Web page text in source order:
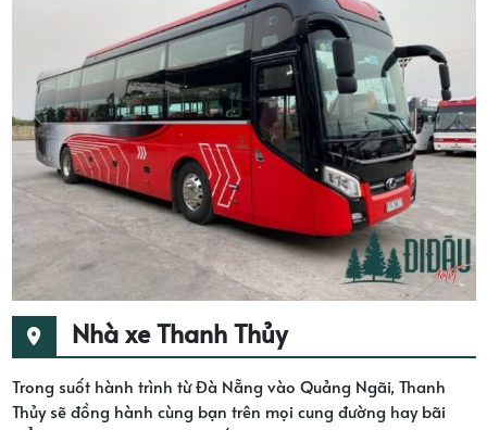
Nhà xe Thanh Thủy
Trong suốt hành trình từ Đà Nẵng vào Quảng Ngãi, Thanh
Thủy sẽ đồng hành cùng bạn trên mọi cung đường hay bãi